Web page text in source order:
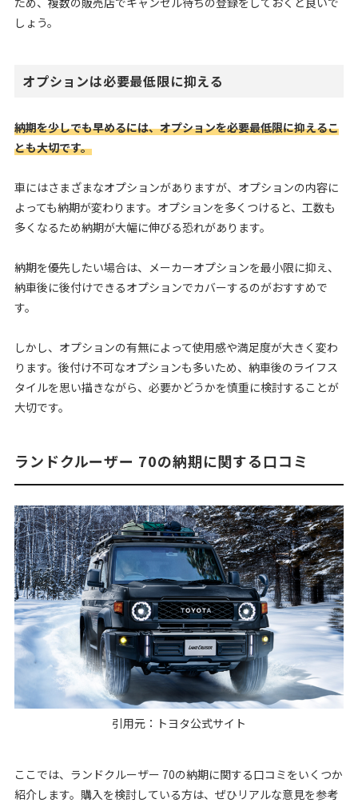
しょう。
オプションは必要最低限に抑える
納期を少しでも早めるには、オプションを必要最低限に抑えるこ
とも大切です。
車にはさまざまなオプションがありますが、オプションの内容に
よっても納期が変わります。オプションを多くつけると、工数も
多くなるため納期が大幅に伸びる恐れがあります。
納期を優先したい場合は、メーカーオプションを最小限に抑え、
納車後に後付けできるオプションでカバーするのがおすすめで
す。
しかし、オプションの有無によって使用感や満足度が大きく変わ
ります。後付け不可なオプションも多いため、納車後のライフス
タイルを思い描きながら、必要かどうかを慎重に検討することが
大切です。
ランドクルーザー 70の納期に関する口コミ
引用元： トヨタ公式サイト
ここでは、ランドクルーザー 70の納期に関する口コミをいくつか
紹介します。購入を検討している方は、ぜひリアルな意見を参考